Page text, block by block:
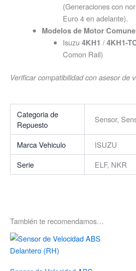
(Generaciones con
Euro 4 en adelante).
Modelos de Motor
Isuzu 4KH1 / 4KH1-
Comon Rail)
Verificar compatibilidad con asesor de
Categoria de
Repuesto
Sensor,
Marca Vehiculo
ISUZU
Serie
ELF, NKR
También te recomendamos…